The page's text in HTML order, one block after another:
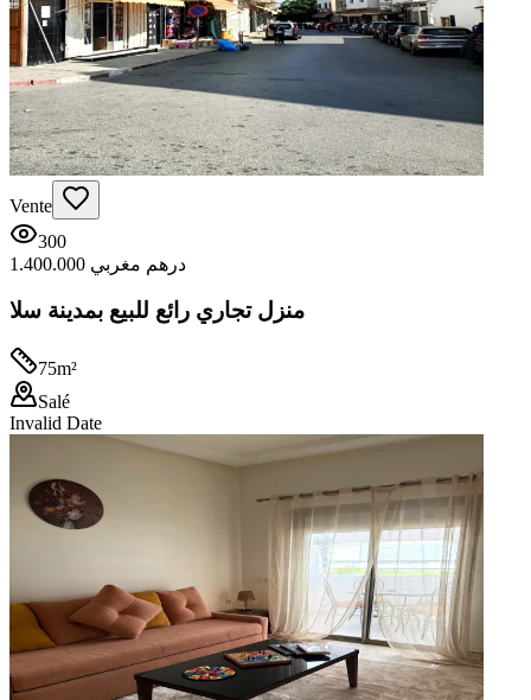
Vente
300
1.400.000 درهم مغربي
منزل تجاري رائع للبيع بمدينة سلا
75m²
Salé
Invalid Date